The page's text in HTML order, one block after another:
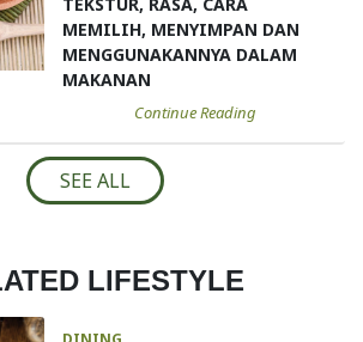
MEMILIH, MENYIMPAN DAN
MENGGUNAKANNYA DALAM
MAKANAN
Continue Reading
SEE ALL
LIFESTYLE